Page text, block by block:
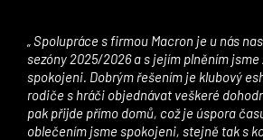
sezóny 2025/2026 a s jejím plněním
spokojeni. Dobrým řešením je klubový
rodiče s hráči objednávat veškeré
pak přijde přímo domů, což je úspora
oblečením jsme spokojeni, stejně tak s